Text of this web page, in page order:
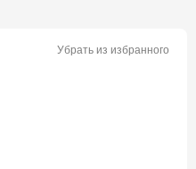
Убрать из избранного